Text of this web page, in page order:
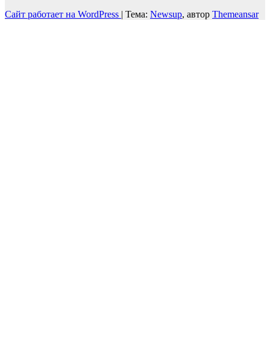
Сайт работает на WordPress | Тема: Newsup, автор Themeansar